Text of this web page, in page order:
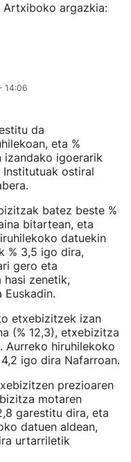
Artxiboko argazkia:
14:06
da
eta %
izandako igoerarik
Institutuak ostiral
batez beste %
bitartean, eta
datuekin
% 3,5 igo dira,
gero eta
hasi zenetik,
etxebizitzek izan
(% 12,3), etxebizitza
Aurreko hiruhilekoko
igo dira Nafarroan.
prezioaren
motaren
garestitu dira, eta
datuen aldean,
urtarriletik